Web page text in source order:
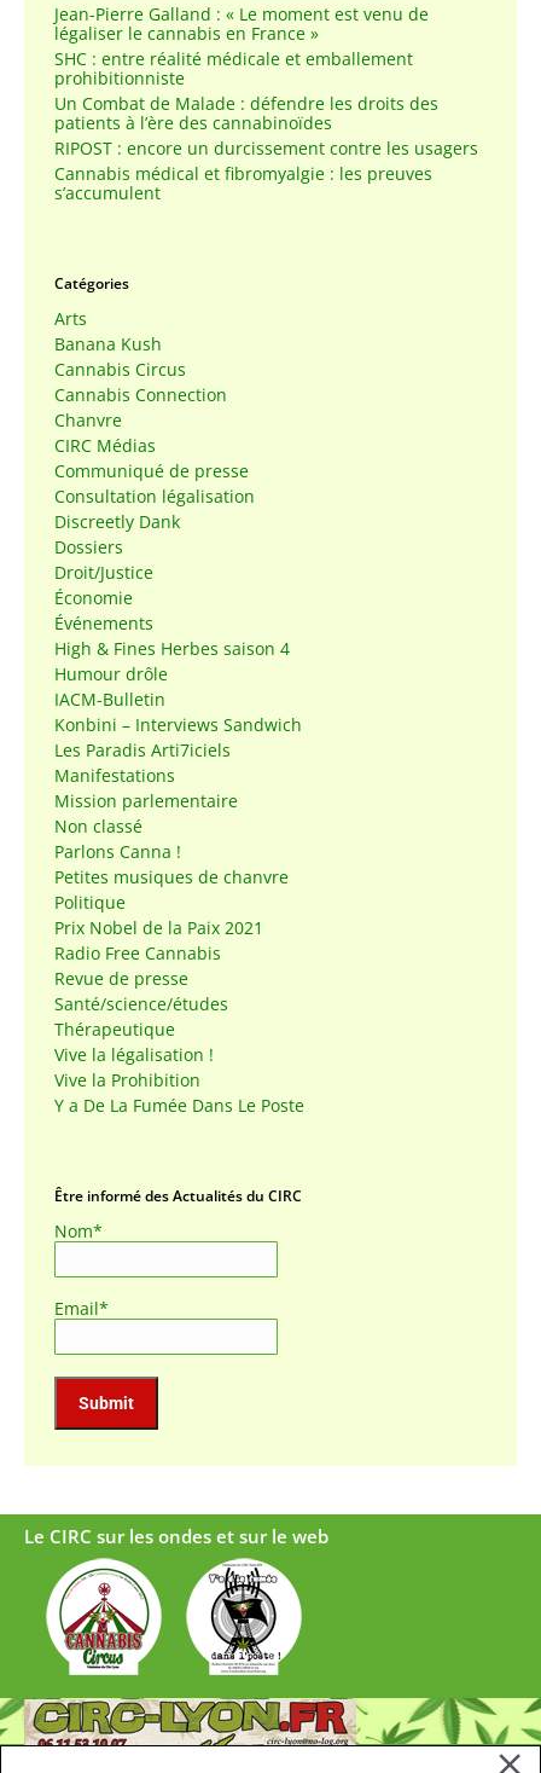
Jean-Pierre Galland : « Le moment est venu de
légaliser le cannabis en France »
SHC : entre réalité médicale et emballement
prohibitionniste
Un Combat de Malade : défendre les droits des
patients à l’ère des cannabinoïdes
RIPOST : encore un durcissement contre les usagers
Cannabis médical et fibromyalgie : les preuves
s’accumulent
Catégories
Arts
Banana Kush
Cannabis Circus
Cannabis Connection
Chanvre
CIRC Médias
Communiqué de presse
Consultation légalisation
Discreetly Dank
Dossiers
Droit/Justice
Économie
Événements
High & Fines Herbes saison 4
Humour drôle
IACM-Bulletin
Konbini – Interviews Sandwich
Les Paradis Arti7iciels
Manifestations
Mission parlementaire
Non classé
Parlons Canna !
Petites musiques de chanvre
Politique
Prix Nobel de la Paix 2021
Radio Free Cannabis
Revue de presse
Santé/science/études
Thérapeutique
Vive la légalisation !
Vive la Prohibition
Y a De La Fumée Dans Le Poste
Être informé des Actualités du CIRC
Nom*
Email*
Le CIRC sur les ondes et sur le web